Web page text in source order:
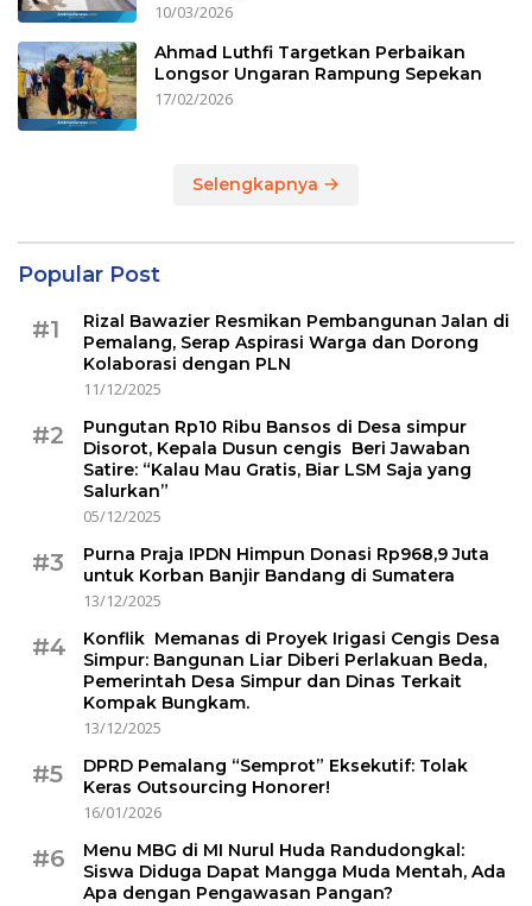
10/03/2026
Ahmad Luthfi Targetkan Perbaikan
Longsor Ungaran Rampung Sepekan
17/02/2026
Selengkapnya
Popular Post
#1
Rizal Bawazier Resmikan Pembangunan Jalan di
Pemalang, Serap Aspirasi Warga dan Dorong
Kolaborasi dengan PLN
11/12/2025
#2
Pungutan Rp10 Ribu Bansos di Desa simpur
Disorot, Kepala Dusun cengis Beri Jawaban
Satire: “Kalau Mau Gratis, Biar LSM Saja yang
Salurkan”
05/12/2025
#3
Purna Praja IPDN Himpun Donasi Rp968,9 Juta
untuk Korban Banjir Bandang di Sumatera
13/12/2025
#4
Konflik Memanas di Proyek Irigasi Cengis Desa
Simpur: Bangunan Liar Diberi Perlakuan Beda,
Pemerintah Desa Simpur dan Dinas Terkait
Kompak Bungkam.
13/12/2025
#5
DPRD Pemalang “Semprot” Eksekutif: Tolak
Keras Outsourcing Honorer!
16/01/2026
#6
Menu MBG di MI Nurul Huda Randudongkal:
Siswa Diduga Dapat Mangga Muda Mentah, Ada
Apa dengan Pengawasan Pangan?